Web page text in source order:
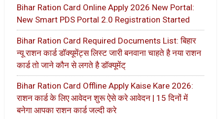
Bihar Ration Card Online Apply 2026 New Portal:
New Smart PDS Portal 2.0 Registration Started
Bihar Ration Card Required Documents List: बिहार
न्यू राशन कार्ड डॉक्यूमेंट्स लिस्ट जारी बनवाना चाहते है नया राशन
कार्ड तो जाने कौन से लगते है डॉक्यूमेंट्
Bihar Ration Card Offline Apply Kaise Kare 2026:
राशन कार्ड के लिए आवेदन शुरू ऐसे करे आवेदन | 15 दिनों में
बनेगा आपका राशन कार्ड जल्दी करे